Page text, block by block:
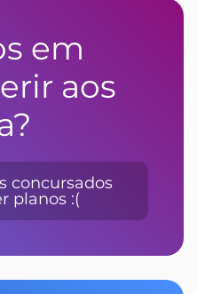
em
aos
concursados
planos :(